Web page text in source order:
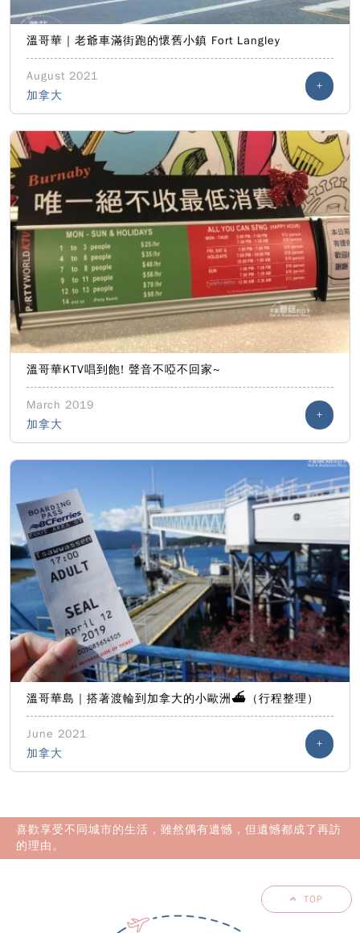
溫哥華｜老爺車滿街跑的懷舊小鎮 Fort Langley
August 2021
加拿大
+
溫哥華KTV唱到飽! 聲音不啞不回家~
March 2019
加拿大
+
溫哥華島｜搭著渡輪到加拿大的小歐洲⛴️（行程整理）
June 2021
加拿大
+
喜歡享受不同城市的生活，雖然偶有遺憾，但遺憾都成了再訪
的理由。
TOP